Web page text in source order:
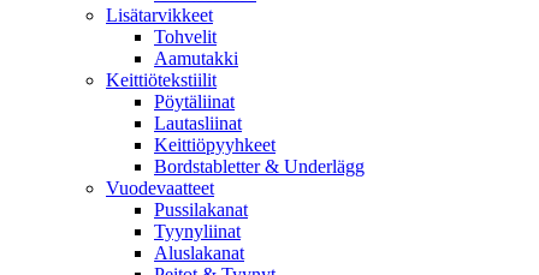
Lisätarvikkeet
Tohvelit
Aamutakki
Keittiötekstiilit
Pöytäliinat
Lautasliinat
Keittiöpyyhkeet
Bordstabletter & Underlägg
Vuodevaatteet
Pussilakanat
Tyynyliinat
Aluslakanat